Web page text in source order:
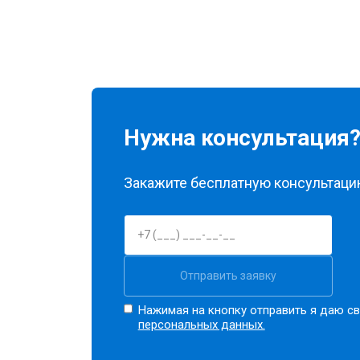
Нужна консультация?
Закажите бесплатную
Отправить заявку
Нажимая на кнопку отправить я даю
персональных данных.